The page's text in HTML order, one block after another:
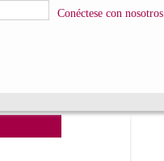
Conéctese con nosotros